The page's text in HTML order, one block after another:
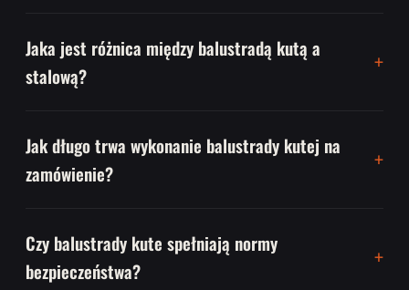
Jaka jest różnica między balustradą kutą a
stalową?
Jak długo trwa wykonanie balustrady kutej na
zamówienie?
Czy balustrady kute spełniają normy
bezpieczeństwa?